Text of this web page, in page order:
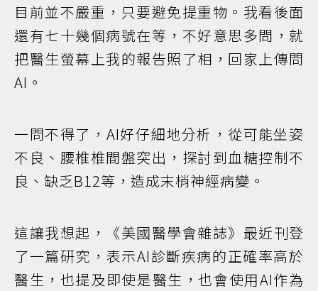
目前並不嚴重，只要避免提重物。我看後面
還有七十幾個病號在等，不好意思多問，就
把醫生螢幕上我的報告照了相，回家上傳問
AI。
一問不得了，AI好仔細地分析，從可能坐姿
不良、腰椎椎間盤突出，探討到血糖控制不
良、缺乏B12等，造成末梢神經病變。
這讓我想起，《美國醫學會雜誌》最近刊登
了一篇研究，表示AI診斷疾病的正確率高於
醫生，也提及即使是醫生，也會使用AI作為